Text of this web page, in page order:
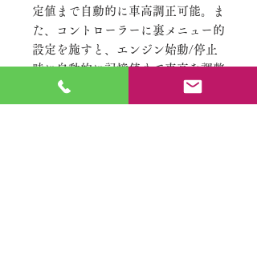
定値まで自動的に車高調正可能。ま
た、コントローラーに裏メニュー的
設定を施すと、エンジン始動/停止
時に自動的に記憶値まで車高を調整
する設定や上げ下げの速度、また標
高などで変わってしまうエア圧の基